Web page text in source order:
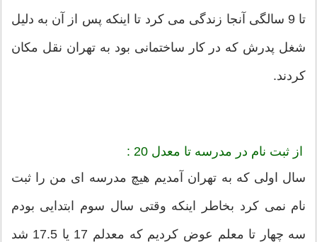
تا 9 سالگی آنجا زندگی می کرد تا اینکه پس از آن به دلیل
شغل پدرش که در کار ساختمانی بود به تهران نقل مکان
کردند.
از ثبت نام در مدرسه تا معدل 20 :
سال اولی که به تهران آمدیم هیچ مدرسه ای من را ثبت
نام نمی کرد بخاطر اینکه وقتی سال سوم ابتدایی بودم
سه چهار تا معلم عوض کردیم که معدلم 17 یا 17.5 شد